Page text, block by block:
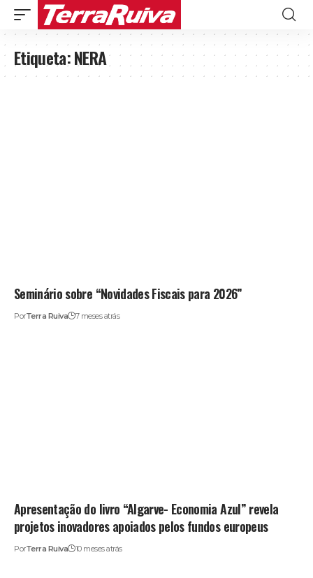
Etiqueta:NERA
Seminário sobre “Novidades Fiscais para 2026”
PorTerra Ruiva 7 meses atrás
Apresentação do livro “Algarve- Economia Azul” revela
projetos inovadores apoiados pelos fundos europeus
PorTerra Ruiva 10 meses atrás